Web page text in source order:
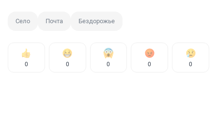
Село Почта Бездорожье
0 0 0 0 0